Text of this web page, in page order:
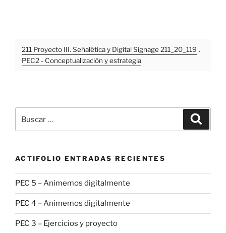
211 Proyecto III. Señalética y Digital Signage 211_20_119 .
PEC2 - Conceptualización y estrategia
por:
ACTIFOLIO ENTRADAS RECIENTES
PEC 5 – Animemos digitalmente
PEC 4 – Animemos digitalmente
PEC 3 – Ejercicios y proyecto